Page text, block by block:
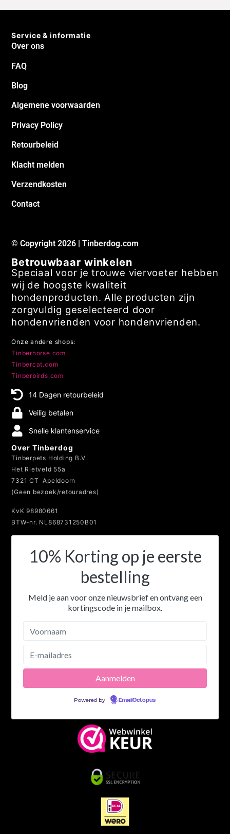
Service & informatie
Over ons
FAQ
Blog
Algemene voorwaarden
Privacy Policy
Retourbeleid
Klacht melden
Verzendkosten
Contact
© Copyright 2026 | Tinberdog.com
Betrouwbaar winkelen
Speciaal voor je trouwe viervoeter hebben
wij de hoogste kwaliteit
hondenproducten. Alle producten zijn
zorgvuldig geselecteerd door
hondenvrienden voor hondenvrienden.
Onze andere shops:
Tinberhorse.com
Tinbercat.com
Tinberbirds.com
14 Dagen retourbeleid
Veilig betalen
Snelle klantenservice
Over Tinberdog
Tinberpets Holding B.V.
Het Rietveld 55a
7321 CT Apeldoorn
(Geen bezoek/retouradres)
KvK 98980661
BTW-nr. NL868731250B01
10% Korting op je eerste
bestelling
Meld je aan voor onze nieuwsbrief en ontvang een
kortingscode in je mailbox.
Powered by EmailOctopus